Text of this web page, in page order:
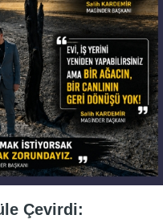
Çevirdi: